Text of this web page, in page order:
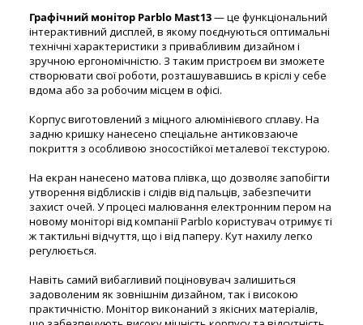
Графічний монітор Parblo Mast13— це функціональний
інтерактивний дисплей, в якому поєднуються оптимальні
технічні характеристики з привабливим дизайном і
зручною ергономічністю. З таким пристроєм ви зможете
створювати свої роботи, розташувавшись в кріслі у себе
вдома або за робочим місцем в офісі.
Корпус виготовлений з міцного алюмінієвого сплаву. На
задню кришку нанесено спеціальне антиковзаюче
покриття з особливою зносостійкої металевої текстурою.
На екран нанесено матова плівка, що дозволяє запобігти
утворення відблисків і слідів від пальців, забезпечити
захист очей. У процесі малювання електронним пером на
новому моніторі від компанії Parblo користувач отримує ті
ж тактильні відчуття, що і від паперу. Кут нахилу легко
регулюється.
Навіть самий вибагливий поціновувач залишиться
задоволеним як зовнішнім дизайном, так і високою
практичністю. Монітор виконаний з якісних матеріалів,